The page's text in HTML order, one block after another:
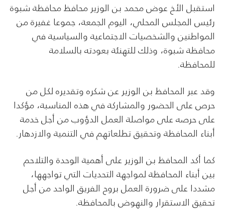
استقبل الأخ عوض محمد بن الوزير محافظ محافظة شبوة
رئيس المجلس المحلي، اليوم الجمعة، جموعا غفيرة من
المواطنين والشخصيات الاجتماعية والسياسية في
محافظة شبوة، وذلك للتهنئة بعودته بالسلامة
للمحافظة.
وقد عبر المحافظ بن الوزير عن شكره وتقديره لكل من
حرص على الحضور والمشاركة في هذه المناسبة، مؤكدا
على حرصه على مواصلة العمل الدؤوب من أجل خدمة
أبناء المحافظة وتحقيق تطلعاتهم في التنمية والازدهار.
كما أكد المحافظ بن الوزير على أهمية الوحدة والتلاحم
بين أبناء المحافظة لمواجهة التحديات التي تواجهها،
مشددا على ضرورة العمل بروح الفريق الواحد من أجل
تحقيق الاستقرار والنهوض بالمحافظة.